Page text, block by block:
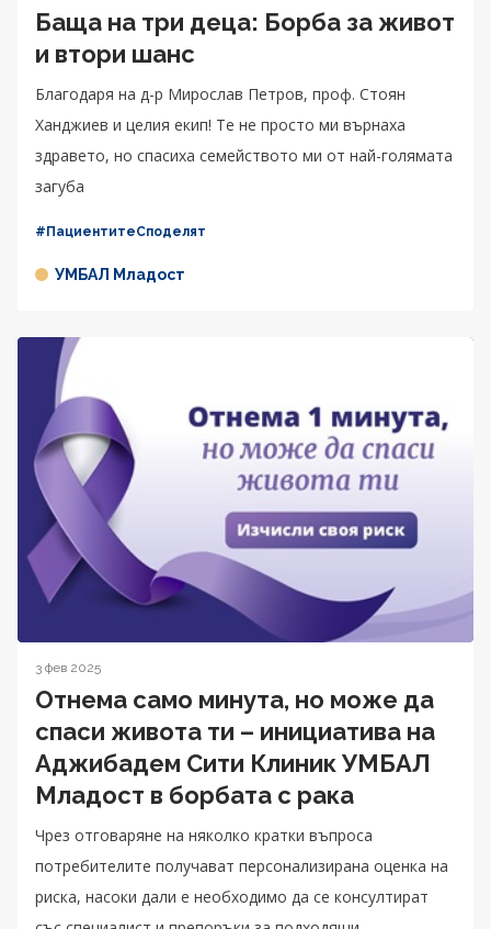
Баща на три деца: Борба за живот
и втори шанс
Благодаря на д-р Мирослав Петров, проф. Стоян
Ханджиев и целия екип! Те не просто ми върнаха
здравето, но спасиха семейството ми от най-голямата
загуба
#ПациентитеСподелят
УМБАЛ Младост
3 фев 2025
Отнема само минута, но може да
спаси живота ти – инициатива на
Аджибадем Сити Клиник УМБАЛ
Младост в борбата с рака
Чрез отговаряне на няколко кратки въпроса
потребителите получават персонализирана оценка на
риска, насоки дали е необходимо да се консултират